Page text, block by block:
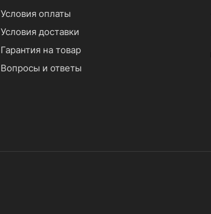
Условия оплаты
Условия доставки
Гарантия на товар
Вопросы и ответы